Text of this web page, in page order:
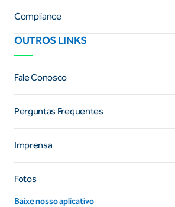
Compliance
OUTROS LINKS
Fale Conosco
Perguntas Frequentes
Imprensa
Fotos
Baixe nosso aplicativo